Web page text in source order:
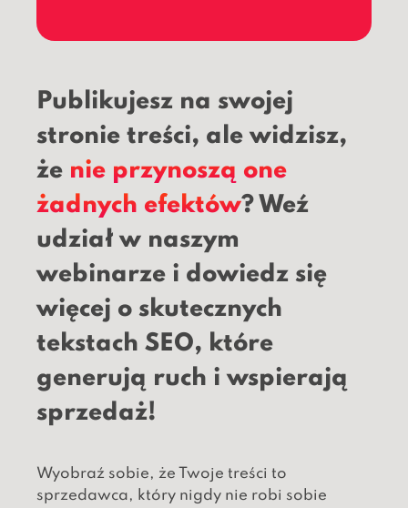
Publikujesz na swojej
stronie treści, ale widzisz,
że nie przynoszą one
żadnych efektów? Weź
udział w naszym
webinarze i dowiedz się
więcej o skutecznych
tekstach SEO, które
generują ruch i wspierają
sprzedaż!
Wyobraź sobie, że Twoje treści to
sprzedawca, który nigdy nie robi sobie